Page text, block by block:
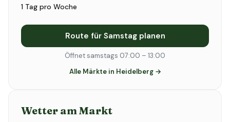
1 Tag pro Woche
Route für Samstag planen
Öffnet samstags 07:00 – 13:00
Alle Märkte in Heidelberg →
Wetter am Markt